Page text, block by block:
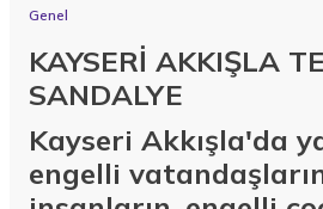
Genel
KAYSERİ AKKIŞLA
SANDALYE
Kayseri Akkışla'da
engelli